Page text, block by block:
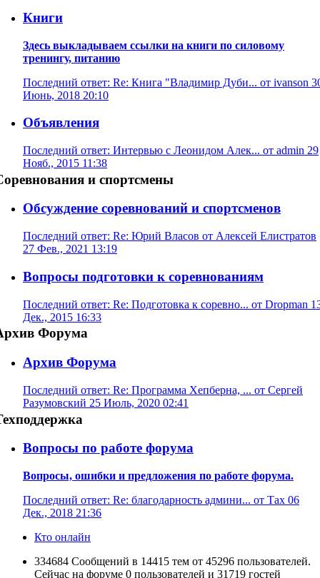
Книги
Здесь выкладываем ссылки на книги по силовому
тренингу, питанию
Последний ответ: Re: Книга "Владимир Дуби... от ivanson
Июнь, 2018 20:10
Объявления
Последний ответ: Интервью с Леонидом Алек... от admin 29
Нояб., 2015 11:38
и спортсмены
Обсуждение соревнований и спортсменов
Последний ответ: Re: Юрий Власов от Алексей Елистратов
27 Фев., 2021 13:19
Вопросы подготовки к соревнованиям
Последний ответ: Re: Подготовка к соревно... от Dropman
Дек., 2015 16:33
Форума
Архив Форума
Последний ответ: Re: Программа Хепберна, ... от Сергей
Разумовский 25 Июль, 2020 02:41
Вопросы по работе форума
Вопросы, ошибки и предложения по работе форума.
Последний ответ: Re: благодарность админи... от Тах 06
Дек., 2018 21:36
Кто онлайн
334684 Сообщений в 14415 тем от 45296 пользователей.
Сейчас на форуме 0 пользователей и 31719 гостей